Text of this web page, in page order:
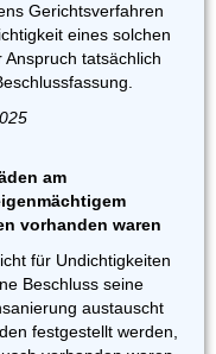
Gerichtsverfahren
eines solchen
tatsächlich
am
vorhanden waren
für Undichtigkeiten
Beschluss seine
austauscht
festgestellt werden,